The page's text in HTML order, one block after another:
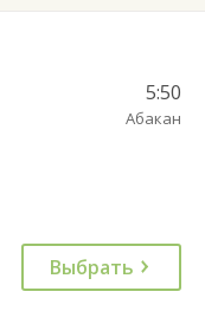
5:50
Абакан
Выбрать